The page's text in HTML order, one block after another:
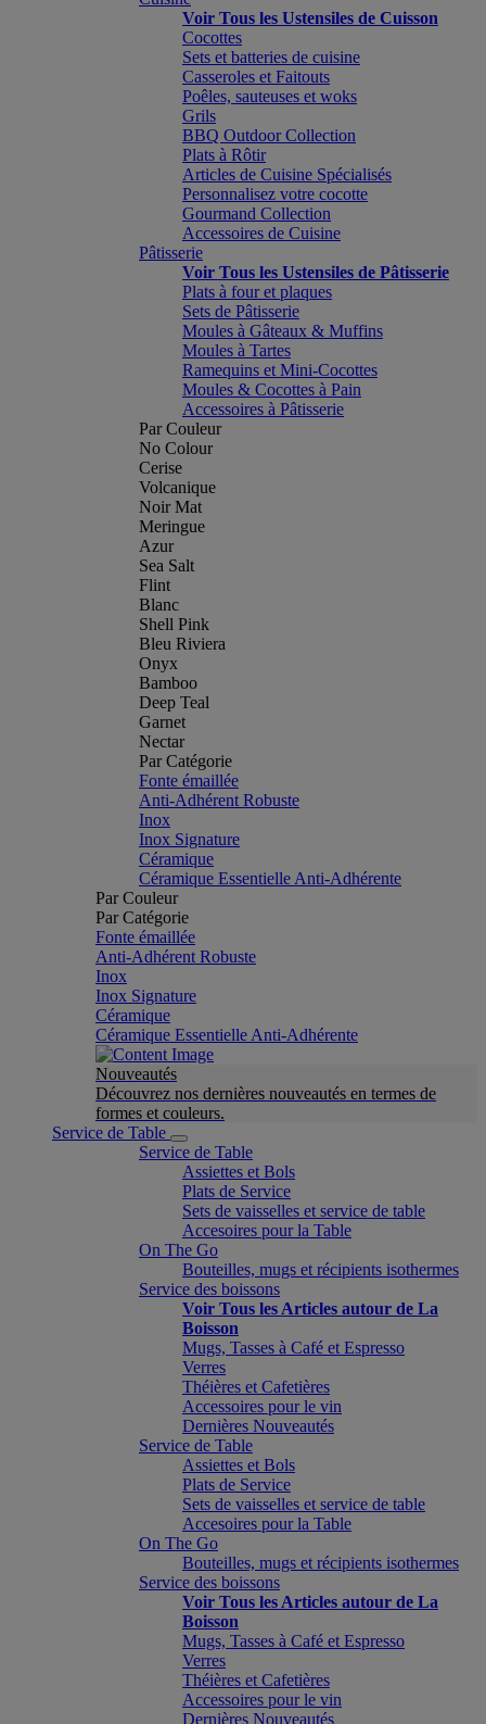
Voir Tous les Ustensiles de Cuisson
Cocottes
Sets et batteries de cuisine
Casseroles et Faitouts
Poêles, sauteuses et woks
Grils
BBQ Outdoor Collection
Plats à Rôtir
Articles de Cuisine Spécialisés
Personnalisez votre cocotte
Gourmand Collection
Accessoires de Cuisine
Pâtisserie
Voir Tous les Ustensiles de Pâtisserie
Plats à four et plaques
Sets de Pâtisserie
Moules à Gâteaux & Muffins
Moules à Tartes
Ramequins et Mini-Cocottes
Moules & Cocottes à Pain
Accessoires à Pâtisserie
Par Couleur
No Colour
Cerise
Volcanique
Noir Mat
Meringue
Azur
Sea Salt
Flint
Blanc
Shell Pink
Bleu Riviera
Onyx
Bamboo
Deep Teal
Garnet
Nectar
Par Catégorie
Fonte émaillée
Anti-Adhérent Robuste
Inox
Inox Signature
Céramique
Céramique Essentielle Anti-Adhérente
Par Couleur
Par Catégorie
Fonte émaillée
Anti-Adhérent Robuste
Inox
Inox Signature
Céramique
Céramique Essentielle Anti-Adhérente
Nouveautés
Découvrez nos dernières nouveautés en termes de
formes et couleurs.
Service de Table
Service de Table
Assiettes et Bols
Plats de Service
Sets de vaisselles et service de table
Accesoires pour la Table
On The Go
Bouteilles, mugs et récipients isothermes
Service des boissons
Voir Tous les Articles autour de La
Boisson
Mugs, Tasses à Café et Espresso
Verres
Théières et Cafetières
Accessoires pour le vin
Dernières Nouveautés
Service de Table
Assiettes et Bols
Plats de Service
Sets de vaisselles et service de table
Accesoires pour la Table
On The Go
Bouteilles, mugs et récipients isothermes
Service des boissons
Voir Tous les Articles autour de La
Boisson
Mugs, Tasses à Café et Espresso
Verres
Théières et Cafetières
Accessoires pour le vin
Dernières Nouveautés